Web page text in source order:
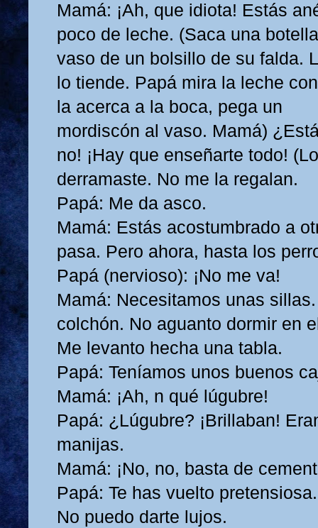
Mamá: ¡Ah, que idiota! Estás
poco de leche. (Saca una
vaso de un bolsillo de su falda.
lo tiende. Papá mira la leche
la acerca a la boca, pega un
mordiscón al vaso. Mamá)
no! ¡Hay que enseñarte todo!
derramaste. No me la regalan.
Papá: Me da asco.
Mamá: Estás acostumbrado a
pasa. Pero ahora, hasta los
Papá (nervioso): ¡No me va!
Mamá: Necesitamos unas
colchón. No aguanto dormir en
Me levanto hecha una tabla.
Papá: Teníamos unos buenos
Mamá: ¡Ah, n qué lúgubre!
Papá: ¿Lúgubre? ¡Brillaban!
manijas.
Mamá: ¡No, no, basta de
Papá: Te has vuelto
No puedo darte lujos.